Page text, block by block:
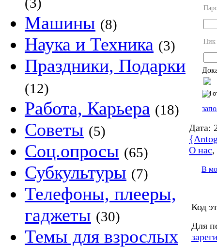
Машины (8)
Наука и Техника (3)
Праздники, Подарки
(12)
Работа, Карьера (18)
Советы (5)
Соц.опросы (65)
Субкультуры (7)
Телефоны, плееры,
гаджеты (30)
Темы для взрослых
Ник
Дата:
О нас
В
Код
Для